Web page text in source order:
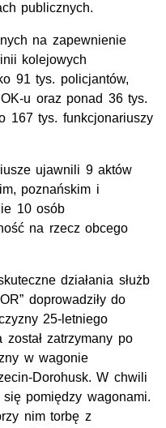
publicznych.
na zapewnienie
kolejowych
91tys. policjantów,
-u oraz ponad 36 tys.
167 tys. funkcjonariuszy
ujawnili 9 aktów
poznańskim i
10 osób
na rzecz obcego
działania służb
doprowadziły do
25-letniego
został zatrzymany po
w wagonie
Dorohusk. W chwili
pomiędzy wagonami.
nim torbę z